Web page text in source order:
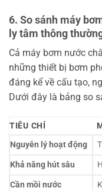
6. So sánh máy
ly tâm thông
Cả máy bơm nước
những thiết bị bơm
đáng kể về cấu tạo,
Dưới đây là bảng so
TIÊU CHÍ
Nguyên lý hoạt động
Khả năng hút sâu
Cần mồi nước